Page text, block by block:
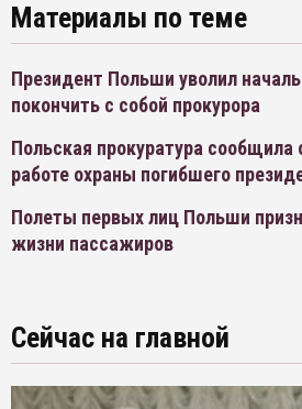
Материалы по теме
Президент Польши уволил
покончить с собой прокурора
Польская прокуратура сообщила
работе охраны погибшего
Полеты первых лиц Польши
жизни пассажиров
Сейчас на главной